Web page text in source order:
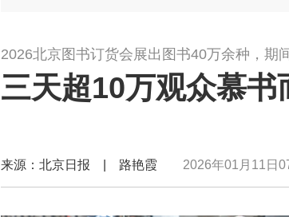
2026北京图书订货会展出图书40万余种，期
三天超10万观众慕书
来源：北京日报 | 路艳霞 2026年01月11日